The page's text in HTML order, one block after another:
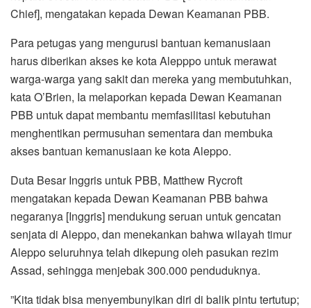
Chief], mengatakan kepada Dewan Keamanan PBB.
Para petugas yang mengurusi bantuan kemanusiaan
harus diberikan akses ke kota Alepppo untuk merawat
warga-warga yang sakit dan mereka yang membutuhkan,
kata O’Brien, Ia melaporkan kepada Dewan Keamanan
PBB untuk dapat membantu memfasilitasi kebutuhan
menghentikan permusuhan sementara dan membuka
akses bantuan kemanusiaan ke kota Aleppo.
Duta Besar Inggris untuk PBB, Matthew Rycroft
mengatakan kepada Dewan Keamanan PBB bahwa
negaranya [Inggris] mendukung seruan untuk gencatan
senjata di Aleppo, dan menekankan bahwa wilayah timur
Aleppo seluruhnya telah dikepung oleh pasukan rezim
Assad, sehingga menjebak 300.000 penduduknya.
”Kita tidak bisa menyembunyikan diri di balik pintu tertutup;